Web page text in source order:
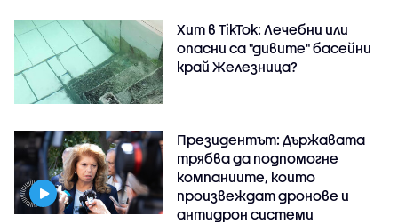
Хит в TikTok: Лечебни или
опасни са "дивите" басейни
край Железница?
Президентът: Държавата
трябва да подпомогне
компаниите, които
произвеждат дронове и
антидрон системи